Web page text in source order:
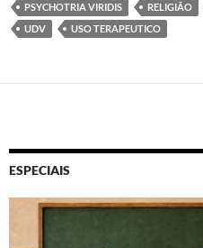
PSYCHOTRIA VIRIDIS
RELIGIÃO
UDV
USO TERAPEUTICO
ESPECIAIS